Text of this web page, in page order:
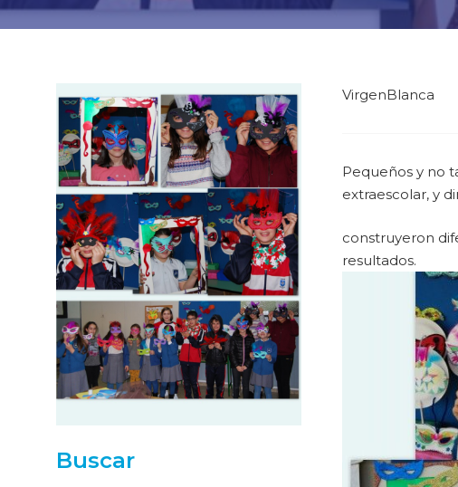
Buscar
VirgenBlanca
Pequeños y no
extraescolar, y
construyeron
resultados.